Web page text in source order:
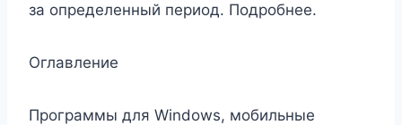
за определенный период. Подробнее.
Оглавление
Программы для Windows, мобильные